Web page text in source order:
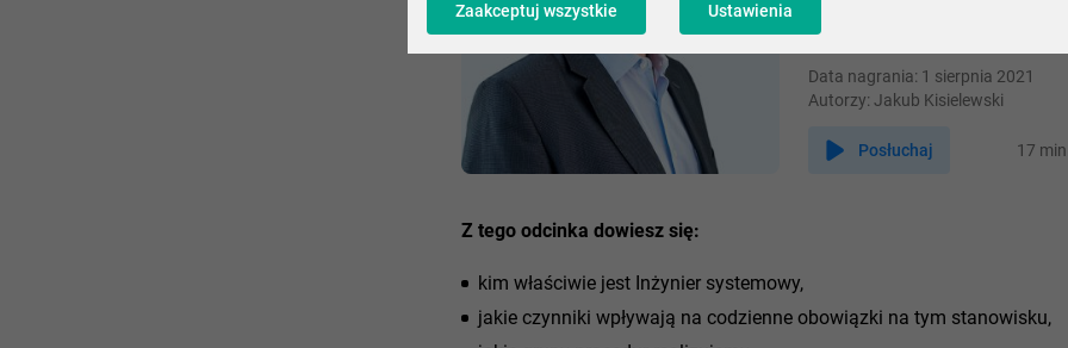
Data nagrania: 1 sierpnia 2021
Autorzy: Jakub Kisielewski
Posłuchaj 17 min
Z tego odcinka dowiesz się:
kim właściwie jest Inżynier systemowy,
jakie czynniki wpływają na codzienne obowiązki na tym stanowisku,
Zaakceptuj wszystkie Ustawienia